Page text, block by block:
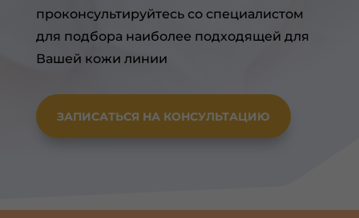
проконсультируйтесь со специалистом
для подбора наиболее подходящей для
Вашей кожи линии
ЗАПИСАТЬСЯ НА КОНСУЛЬТАЦИЮ